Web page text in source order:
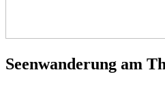
Seenwanderung am